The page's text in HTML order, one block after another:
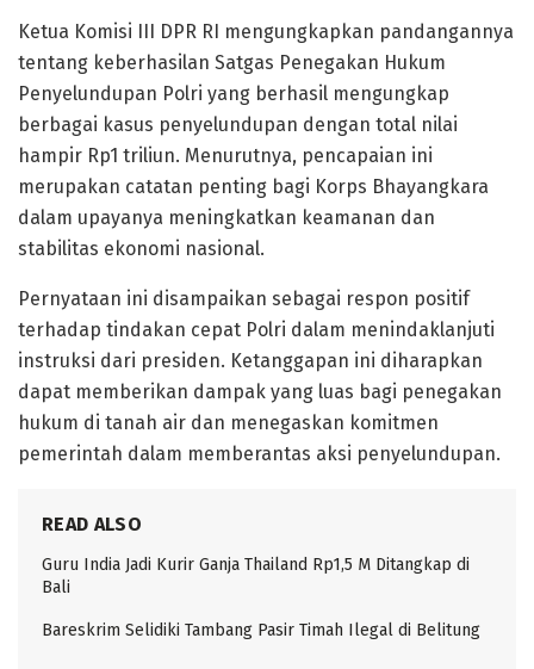
Ketua Komisi III DPR RI mengungkapkan pandangannya
tentang keberhasilan Satgas Penegakan Hukum
Penyelundupan Polri yang berhasil mengungkap
berbagai kasus penyelundupan dengan total nilai
hampir Rp1 triliun. Menurutnya, pencapaian ini
merupakan catatan penting bagi Korps Bhayangkara
dalam upayanya meningkatkan keamanan dan
stabilitas ekonomi nasional.
Pernyataan ini disampaikan sebagai respon positif
terhadap tindakan cepat Polri dalam menindaklanjuti
instruksi dari presiden. Ketanggapan ini diharapkan
dapat memberikan dampak yang luas bagi penegakan
hukum di tanah air dan menegaskan komitmen
pemerintah dalam memberantas aksi penyelundupan.
READ ALSO
Guru India Jadi Kurir Ganja Thailand Rp1,5 M Ditangkap di
Bali
Bareskrim Selidiki Tambang Pasir Timah Ilegal di Belitung